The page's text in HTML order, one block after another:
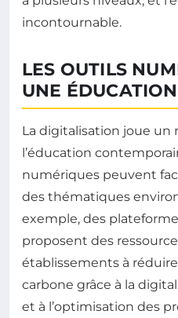
incontournable.
LES OUTILS
UNE
La digitalisation joue un
l’éducation
numériques peuvent
des thématiques
exemple, des
proposent des
établissements à
carbone grâce à la
et à l’optimisation des